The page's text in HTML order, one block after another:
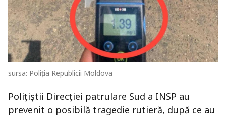
sursa: Poliția Republicii Moldova
Polițiștii Direcției patrulare Sud a INSP au
prevenit o posibilă tragedie rutieră, după ce au